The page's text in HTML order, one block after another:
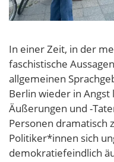
In einer Zeit, in der
faschistische
allgemeinen
Berlin wieder in Angst
Äußerungen und -
Personen dramatisch
Politiker*innen sich
demokratiefeindlich